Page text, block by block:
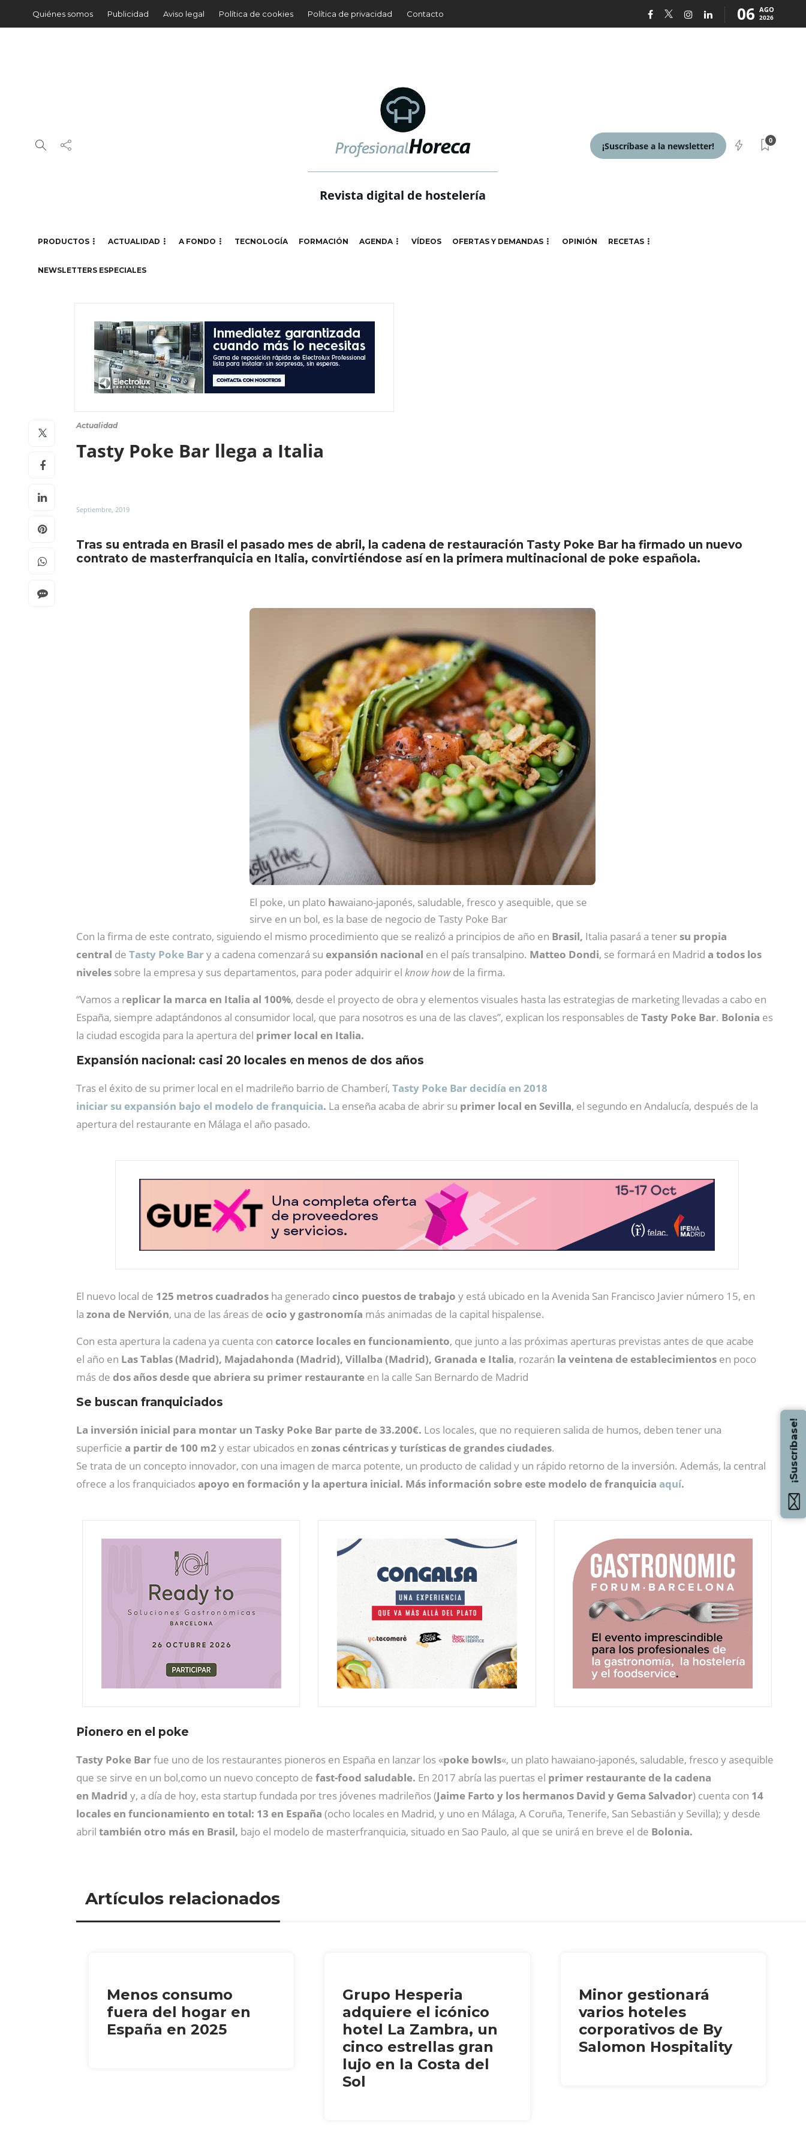
Quiénes somos Publicidad Aviso legal Política de cookies Política de privacidad Contacto 06 AGO
2026
Revista digital de hostelería
¡Suscríbase a la newsletter!
0
PRODUCTOS ACTUALIDAD A FONDO TECNOLOGÍA FORMACIÓN AGENDA VÍDEOS OFERTAS Y DEMANDAS OPINIÓN RECETAS
NEWSLETTERS ESPECIALES
Actualidad
Tasty Poke Bar llega a Italia
Septiembre, 2019
Tras su entrada en Brasil el pasado mes de abril, la cadena de restauración Tasty Poke Bar ha firmado un nuevo
contrato de masterfranquicia en Italia, convirtiéndose así en la primera multinacional de poke española.
El poke, un plato hawaiano-japonés, saludable, fresco y asequible, que se
sirve en un bol, es la base de negocio de Tasty Poke Bar
Con la firma de este contrato, siguiendo el mismo procedimiento que se realizó a principios de año en Brasil, Italia pasará a tenersu propia
central de Tasty Poke Bary a cadena comenzará su expansión nacional en el país transalpino. Matteo Dondi, se formará en Madrid a todos los
niveles sobre la empresa y sus departamentos, para poder adquirir el know howde la firma.
“Vamos a replicar la marca en Italia al 100%, desde el proyecto de obra y elementos visuales hasta las estrategias de marketing llevadas a cabo en
España, siempre adaptándonos al consumidor local, que para nosotros es una de las claves”, explican los responsables de Tasty Poke Bar. Bolonia es
la ciudad escogida para la apertura del primer local en Italia.
Expansión nacional: casi 20 locales en menos de dos años
Tras el éxito de su primer local en el madrileño barrio de Chamberí, Tasty Poke Bar decidía en 2018
iniciar su expansión bajo el modelo de franquicia. La enseña acaba de abrir su primer local en Sevilla, el segundo en Andalucía, después de la
apertura del restaurante en Málaga el año pasado.
El nuevo local de 125 metros cuadrados ha generadocinco puestos de trabajo y está ubicado en la Avenida San Francisco Javier número 15, en
la zona de Nervión, una de las áreas de ocio y gastronomía más animadas de la capital hispalense.
Con esta apertura la cadena ya cuenta con catorce locales en funcionamiento, que junto a las próximas aperturas previstas antes de que acabe
el año en Las Tablas (Madrid), Majadahonda (Madrid), Villalba (Madrid), Granada e Italia, rozarán la veintena de establecimientos en poco
más de dos años desde que abriera su primer restaurante en la calle San Bernardo de Madrid
Se buscan franquiciados
La inversión inicial para montar un Tasky Poke Bar parte de 33.200€. Los locales, que no requieren salida de humos, deben tener una
superficie a partir de 100 m2 y estar ubicados en zonas céntricas y turísticas de grandes ciudades.
Se trata de un concepto innovador, con una imagen de marca potente, un producto de calidad y un rápido retorno de la inversión. Además, la central
ofrece a los franquiciadosapoyo en formación y la apertura inicial. Más información sobre este modelo de franquicia aquí.
Pionero en el poke
Tasty Poke Barfue uno de los restaurantes pioneros en España en lanzar los «poke bowls«, un plato hawaiano-japonés, saludable, fresco y asequible
que se sirve en un bol,como un nuevo concepto de fast-food saludable. En 2017 abría las puertas el primer restaurante de la cadena
en Madrid y, a día de hoy, esta startup fundada por tres jóvenes madrileños (Jaime Farto y los hermanos David y Gema Salvador) cuenta con 14
locales en funcionamiento en total: 13 en España (ocho locales en Madrid, y uno en Málaga, A Coruña, Tenerife, San Sebastián y Sevilla); y desde
abril también otro más en Brasil, bajo el modelo de masterfranquicia, situado en Sao Paulo, al que se unirá en breve el de Bolonia.
Artículos relacionados
Menos consumo
fuera del hogar en
España en 2025
Grupo Hesperia
adquiere el icónico
hotel La Zambra, un
cinco estrellas gran
lujo en la Costa del
Sol
Minor gestionará
varios hoteles
corporativos de By
Salomon Hospitality
¡Suscríbase!